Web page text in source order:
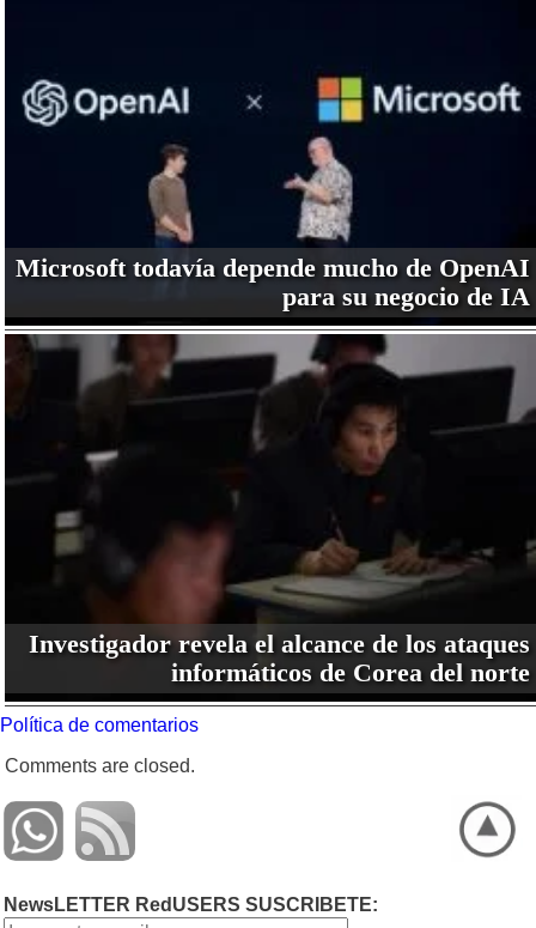
Microsoft todavía depende mucho de OpenAI
para su negocio de IA
Investigador revela el alcance de los ataques
informáticos de Corea del norte
Política de comentarios
Comments are closed.
NewsLETTER RedUSERS SUSCRIBETE: